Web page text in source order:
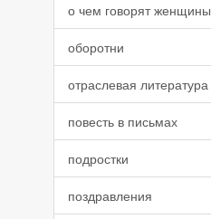
о чем говорят женщины
оборотни
отраслевая литература
повесть в письмах
подростки
поздравления